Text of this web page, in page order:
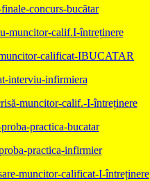
concurs-bucătar
muncitor-calif.I-întreținere
calificat-IBUCATAR
interviu-infirmiera
muncitor-calif.-I-întreținere
practica-bucatar
practica-infirmier
muncitor-calificat-I-întreținere